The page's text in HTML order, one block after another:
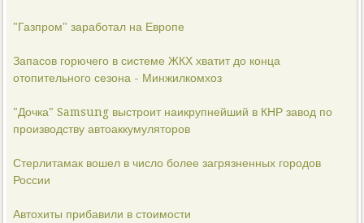
"Газпром" заработал на Европе
Запасов горючего в системе ЖКХ хватит до конца
отопительного сезона - Минжилкомхоз
"Дочка" Samsung выстроит наикрупнейший в КНР завод по
производству автоаккумуляторов
Стерлитамак вошел в число более загрязненных городов
России
Автохиты прибавили в стоимости